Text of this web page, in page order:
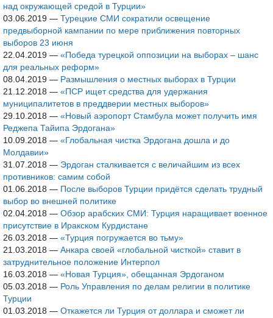
над окружающей средой в Турции»
03.06.2019 — Турецкие СМИ сократили освещение
предвыборной кампании по мере приближения повторных
выборов 23 июня
22.04.2019 — «Победа турецкой оппозиции на выборах – шанс
для реальных реформ»
08.04.2019 — Размышления о местных выборах в Турции
21.12.2018 — «ПСР ищет средства для удержания
муниципалитетов в преддверии местных выборов»
29.10.2018 — «Новый аэропорт Стамбула может получить имя
Реджепа Тайипа Эрдогана»
10.09.2018 — «Глобальная чистка Эрдогана дошла и до
Молдавии»
31.07.2018 — Эрдоган сталкивается с величайшим из всех
противников: самим собой
01.06.2018 — После выборов Турции придётся сделать трудный
выбор во внешней политике
02.04.2018 — Обзор арабских СМИ: Турция наращивает военное
присутствие в Иракском Курдистане
26.03.2018 — «Турция погружается во тьму»
21.03.2018 — Анкара своей «глобальной чисткой» ставит в
затруднительное положение Интерпол
16.03.2018 — «Новая Турция», обещанная Эрдоганом
05.03.2018 — Роль Управления по делам религии в политике
Турции
01.03.2018 — Откажется ли Турция от доллара и сможет ли